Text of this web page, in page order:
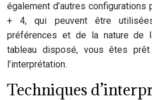
également d’autres
+ 4, qui peuvent être
préférences et de la nature de
tableau disposé, vous êtes
l’interprétation.
Techniques